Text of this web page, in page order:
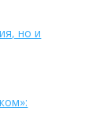
но и